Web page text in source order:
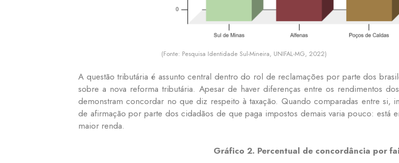
(Fonte: Pesquisa Identidade Sul-Mineira, UNIFAL-MG, 2022)
A questão tributária é assunto central dentro do rol de reclamações por parte dos
sobre a nova reforma tributária. Apesar de haver diferenças entre os rendimentos
demonstram concordar no que diz respeito à taxação. Quando comparadas entre si,
de afirmação por parte dos cidadãos de que paga impostos demais varia pouco: está
maior renda.
Gráfico 2. Percentual de concordância por